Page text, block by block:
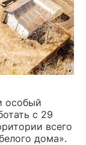
особый
с 29
всего
дома».